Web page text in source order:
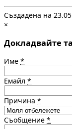
Създадена на
×
Докладвайте
Име *
Емайл *
Причина *
Съобщение *